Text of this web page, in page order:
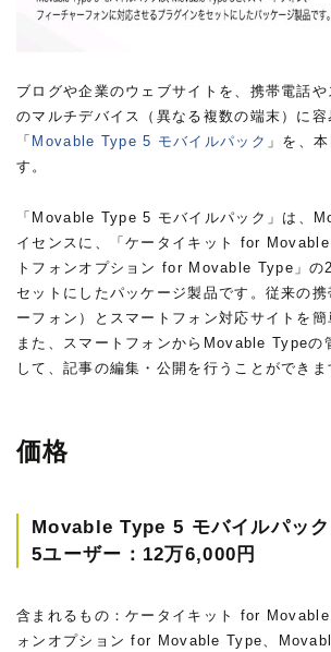
ブログや企業のウェブサイトを、携帯電話
のマルチデバイス（異なる複数の端末）に容
「 Movable Type 5 モバイルパック 」を、
す。
「Movable Type 5 モバイルパック」は、
イセンスに、「ケータイキット for
トフォンオプション for Movable Type」の
セットにしたパッケージ製品です。従来の携
ーフォン）とスマートフォン対応サイトを簡
また、スマートフォンからMovable Typeの
して、記事の編集・公開を行うことができま
価格
Movable Type 5 モバイルパッ
5ユーザー：12万6,000円
含まれるもの：ケータイキット for
ォンオプション for Movable Type、